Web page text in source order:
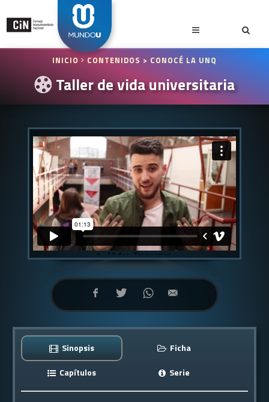
INICIO CONTENIDOS > CONOCÉ LA UNQ
Taller de vida universitaria
Sinopsis
Ficha
Capítulos
Serie